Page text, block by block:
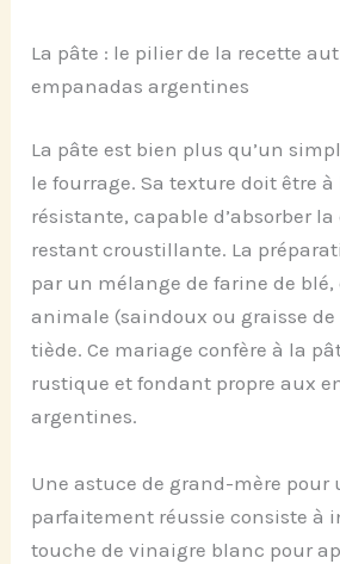
La pâte : le pilier de la recette
empanadas argentines
La pâte est bien plus qu’un
le fourrage. Sa texture doit être
résistante, capable d’absorber
restant croustillante. La
par un mélange de farine de blé,
animale (saindoux ou graisse de
tiède. Ce mariage confère à la
rustique et fondant propre aux
argentines.
Une astuce de grand-mère pour
parfaitement réussie consiste à
touche de vinaigre blanc pour